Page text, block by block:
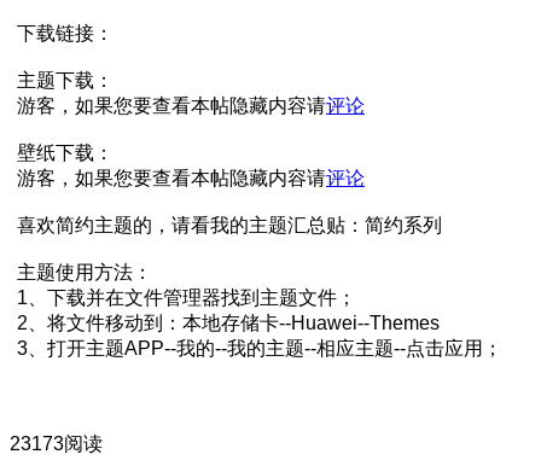
下载链接：
主题下载：
游客，如果您要查看本帖隐藏内容请评论
壁纸下载：
游客，如果您要查看本帖隐藏内容请评论
喜欢简约主题的，请看我的主题汇总贴：简约系列
主题使用方法：
1、下载并在文件管理器找到主题文件；
2、将文件移动到：本地存储卡--Huawei--Themes
3、打开主题APP--我的--我的主题--相应主题--点击应用；
23173阅读